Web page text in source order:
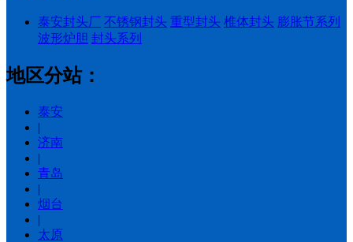
泰安封头厂 不锈钢封头 重型封头 椎体封头 膨胀节系列
波形炉胆 封头系列
地区分站：
泰安
|
济南
|
青岛
|
烟台
|
太原